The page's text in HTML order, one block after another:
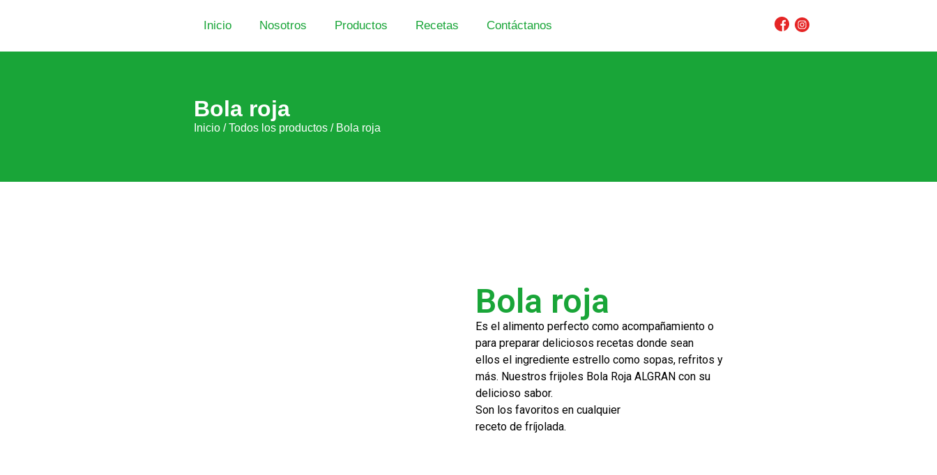
Inicio Nosotros Productos Recetas Contáctanos
Bola roja
Inicio/Todos los productos/ Bola roja
Bola roja
Es el alimento perfecto como acompañamiento o
para preparar deliciosos recetas donde sean
ellos el ingrediente estrello como sopas, refritos y
más. Nuestros frijoles Bola Roja ALGRAN con su
delicioso sabor.
Son los favoritos en cualquier
receto de fríjolada.